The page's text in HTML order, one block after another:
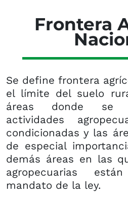
Frontera
Se define frontera
el límite del suelo
áreas donde se
actividades
condicionadas y las
de especial
demás áreas en las
agropecuarias
mandato de la ley.